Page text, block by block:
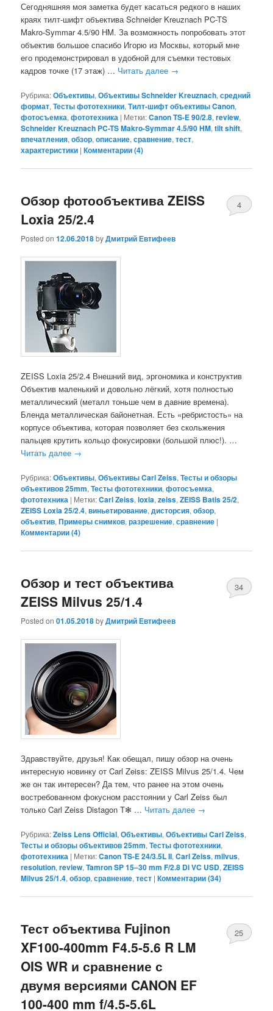
Сегодняшняя моя заметка будет касаться редкого в наших
краях тилт-шифт объектива Schneider Kreuznach PC-TS
Makro-Symmar 4.5/90 HM. За возможность попробовать этот
объектив большое спасибо Игорю из Москвы, который мне
его продемонстрировал в удобной для съемки тестовых
кадров точке (17 этаж) … Читать далее →
Рубрика:Объективы,Объективы Schneider Kreuznach,средний
формат,Тесты фототехники,Тилт-шифт объективы Canon,
фотосъемка,фототехника | Метки:Canon TS-E 90/2.8,review,
Schneider Kreuznach PC-TS Makro-Symmar 4.5/90 HM,tilt shift,
впечатления,обзор,описание,сравнение,тест,
характеристики |Комментарии (4)
Обзор фотообъектива ZEISS
Loxia 25/2.4
Posted on12.06.2018byДмитрий Евтифеев
4
ZEISS Loxia 25/2.4 Внешний вид, эргономика и конструктив
Объектив маленький и довольно лёгкий, хотя полностью
металлический (металл тоньше чем в давние времена).
Бленда металлическая байонетная. Есть «ребристость» на
корпусе объектива, которая позволяет без скольжения
пальцев крутить кольцо фокусировки (большой плюс!). …
Читать далее →
Рубрика:Объективы,Объективы Carl Zeiss,Тесты и обзоры
объективов 25mm,Тесты фототехники,фотосъемка,
фототехника | Метки:Carl Zeiss,loxia,zeiss,ZEISS Batis 25/2,
ZEISS Loxia 25/2.4,виньетирование,дисторсия,обзор,
объектив,Примеры снимков,разрешение,сравнение |
Комментарии (4)
Обзор и тест объектива
ZEISS Milvus 25/1.4
Posted on01.05.2018byДмитрий Евтифеев
34
Здравствуйте, друзья! Как обещал, пишу обзор на очень
интересную новинку от Carl Zeiss: ZEISS Milvus 25/1.4. Чем
же он так интересен? Да тем, что ранее на этом очень
востребованном фокусном расстоянии у Carl Zeiss был
только Carl Zeiss Distagon T✻ … Читать далее →
Рубрика:Zeiss Lens Official,Объективы,Объективы Carl Zeiss,
Тесты и обзоры объективов 25mm,Тесты фототехники,
фототехника | Метки:Canon TS-E 24/3.5L II,Carl Zeiss,milvus,
resolution,review,Tamron SP 15–30 mm F/2.8 Di VC USD,ZEISS
Milvus 25/1.4,обзор,сравнение,тест |Комментарии (34)
Тест объектива Fujinon
XF100-400mm F4.5-5.6 R LM
OIS WR и сравнение с
двумя версиями CANON EF
100-400 mm f/4.5-5.6L
25